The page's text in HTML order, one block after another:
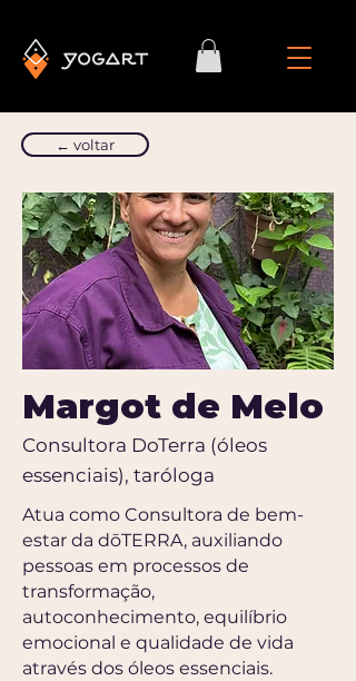
← voltar
Margot de Melo
Consultora DoTerra (óleos
essenciais), taróloga
Atua como Consultora de bem-
estar da dōTERRA, auxiliando
pessoas em processos de
transformação,
autoconhecimento, equilíbrio
emocional e qualidade de vida
através dos óleos essenciais.